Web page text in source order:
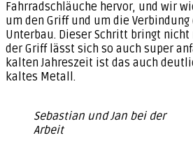
Fahrradschläuche hervor, und wir
um den Griff und um die
Unterbau. Dieser Schritt bringt
der Griff lässt sich so auch super
kalten Jahreszeit ist das auch
kaltes Metall.
Sebastian und Jan bei der
Arbeit